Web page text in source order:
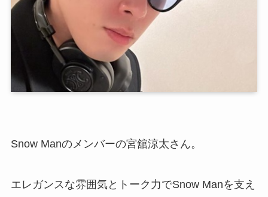
Snow Manのメンバーの宮舘涼太さん。
エレガンスな雰囲気とトーク力でSnow Manを支え